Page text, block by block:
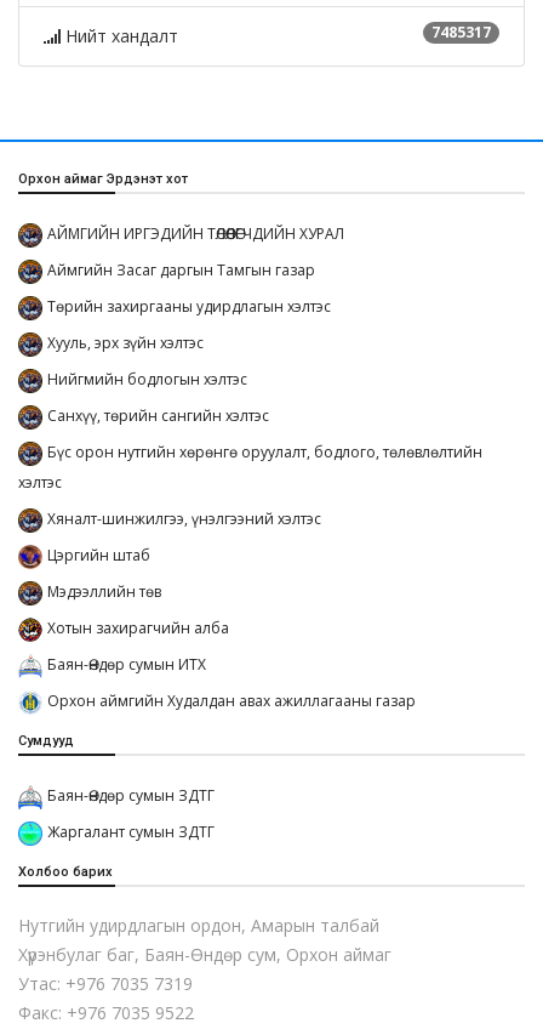
7485317
Нийт хандалт
Орхон аймаг Эрдэнэт хот
АЙМГИЙН ИРГЭДИЙН ТӨЛӨӨЛӨГЧДИЙН ХУРАЛ
Аймгийн Засаг даргын Тамгын газар
Төрийн захиргааны удирдлагын хэлтэс
Хууль, эрх зүйн хэлтэс
Нийгмийн бодлогын хэлтэс
Санхүү, төрийн сангийн хэлтэс
Бүс орон нутгийн хөрөнгө оруулалт, бодлого, төлөвлөлтийн
хэлтэс
Хяналт-шинжилгээ, үнэлгээний хэлтэс
Цэргийн штаб
Мэдээллийн төв
Хотын захирагчийн алба
Баян-Өндөр сумын ИТХ
Орхон аймгийн Худалдан авах ажиллагааны газар
Сумдууд
Баян-Өндөр сумын ЗДТГ
Жаргалант сумын ЗДТГ
Холбоо барих
Нутгийн удирдлагын ордон, Амарын талбай
Хүрэнбулаг баг, Баян-Өндөр сум, Орхон аймаг
Утас: +976 7035 7319
Факс: +976 7035 9522